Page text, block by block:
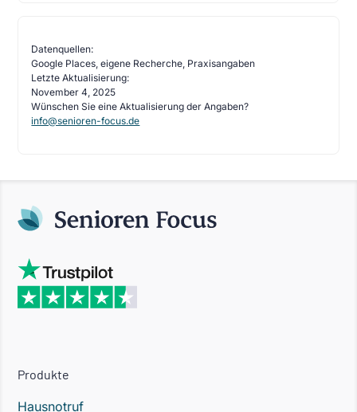
Datenquellen:
Google Places, eigene Recherche, Praxisangaben
Letzte Aktualisierung:
November 4, 2025
Wünschen Sie eine Aktualisierung der Angaben?
info@senioren-focus.de
Produkte
Hausnotruf